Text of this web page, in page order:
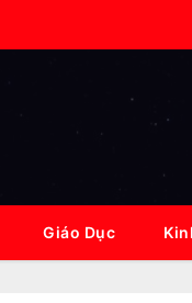
Giáo Dục